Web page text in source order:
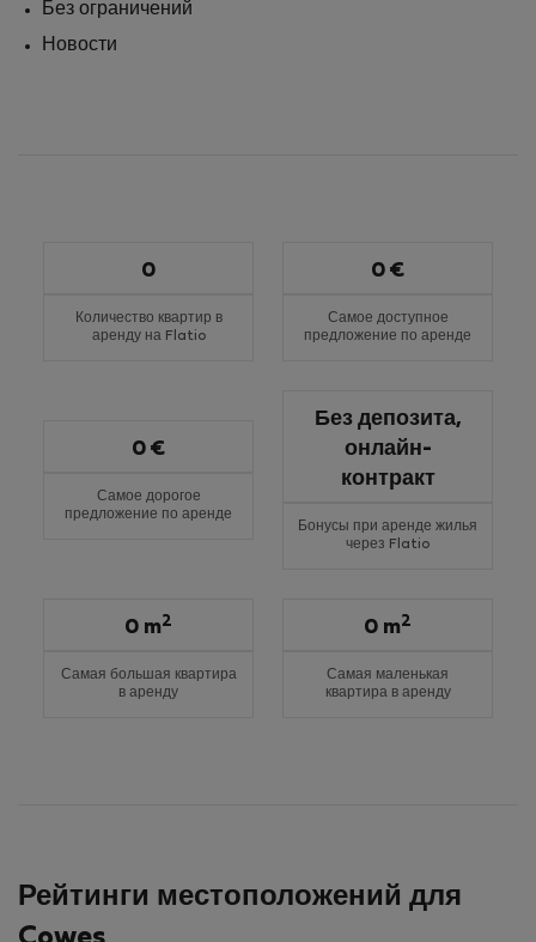
Без ограничений
Новости
Количество квартир в
аренду на Flatio
0
Самое доступное
предложение по аренде
0 €
Самое дорогое
предложение по аренде
0 €
Бонусы при аренде жилья
через Flatio
Без депозита,
онлайн-
контракт
Самая большая квартира
в аренду
0 m2
Самая маленькая
квартира в аренду
0 m2
Рейтинги местоположений для